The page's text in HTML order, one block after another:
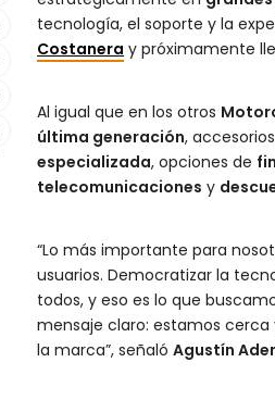
tecnología, el soporte y la
Costanera y próximamente
Al igual que en los otros
última generación,
especializada, opciones de
telecomunicaciones y
“Lo más importante para
usuarios. Democratizar la
todos, y eso es lo que
mensaje claro: estamos
la marca”, señaló Agustín